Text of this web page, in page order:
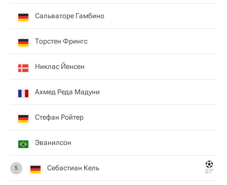
Сальваторе Гамбино
Торстен Фрингс
Никлас Йенсен
Ахмед Реда Мадуни
Стефан Ройтер
Эванилсон
5 Себастиан Кель 07‎’‎